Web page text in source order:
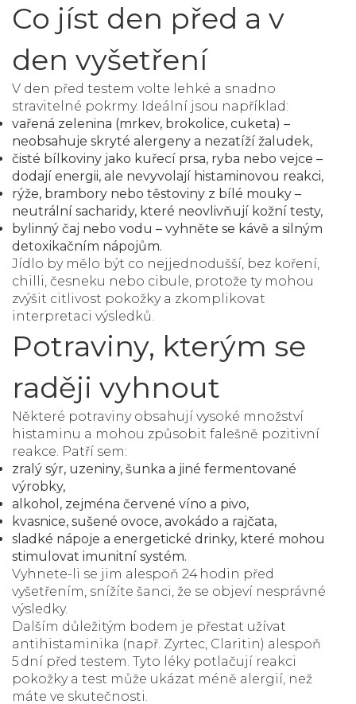
Co jíst den před a v
den vyšetření
V den před testem volte lehké a snadno
stravitelné pokrmy. Ideální jsou například:
vařená zelenina (mrkev, brokolice, cuketa) –
neobsahuje skryté alergeny a nezatíží žaludek,
čisté bílkoviny jako kuřecí prsa, ryba nebo vejce –
dodají energii, ale nevyvolají histaminovou reakci,
rýže, brambory nebo těstoviny z bílé mouky –
neutrální sacharidy, které neovlivňují kožní testy,
bylinný čaj nebo vodu – vyhněte se kávě a silným
detoxikačním nápojům.
Jídlo by mělo být co nejjednodušší, bez koření,
chilli, česneku nebo cibule, protože ty mohou
zvýšit citlivost pokožky a zkomplikovat
interpretaci výsledků.
Potraviny, kterým se
raději vyhnout
Některé potraviny obsahují vysoké množství
histaminu a mohou způsobit falešně pozitivní
reakce. Patří sem:
zralý sýr, uzeniny, šunka a jiné fermentované
výrobky,
alkohol, zejména červené víno a pivo,
kvasnice, sušené ovoce, avokádo a rajčata,
sladké nápoje a energetické drinky, které mohou
stimulovat imunitní systém.
Vyhnete-li se jim alespoň 24 hodin před
vyšetřením, snížíte šanci, že se objeví nesprávné
výsledky.
Dalším důležitým bodem je přestat užívat
antihistaminika (např. Zyrtec, Claritin) alespoň
5 dní před testem. Tyto léky potlačují reakci
pokožky a test může ukázat méně alergií, než
máte ve skutečnosti.